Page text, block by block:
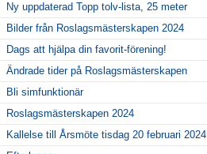
Ny uppdaterad Topp tolv-lista, 25 meter
Bilder från Roslagsmästerskapen 2024
Dags att hjälpa din favorit-förening!
Ändrade tider på Roslagsmästerskapen
Bli simfunktionär
Roslagsmästerskapen 2024
Kallelse till Årsmöte tisdag 20 februari 2024